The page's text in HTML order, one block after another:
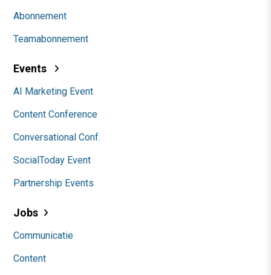
Abonnement
Teamabonnement
Events
AI Marketing Event
Content Conference
Conversational Conf.
SocialToday Event
Partnership Events
Jobs
Communicatie
Content